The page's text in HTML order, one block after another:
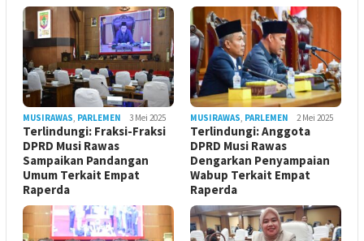
MUSIRAWAS, PARLEMEN 3 Mei 2025
Terlindungi: Fraksi-Fraksi
DPRD Musi Rawas
Sampaikan Pandangan
Umum Terkait Empat
Raperda
MUSIRAWAS, PARLEMEN 2 Mei 2025
Terlindungi: Anggota
DPRD Musi Rawas
Dengarkan Penyampaian
Wabup Terkait Empat
Raperda